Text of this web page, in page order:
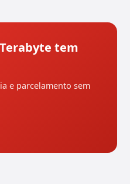
tem
e parcelamento sem